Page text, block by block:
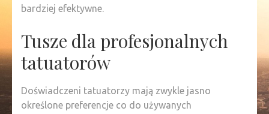
bardziej efektywne.
Tusze dla profesjonalnych
tatuatorów
Doświadczeni tatuatorzy mają zwykle jasno
określone preferencje co do używanych